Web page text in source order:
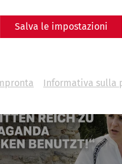
Salva le impostazioni
Informativa sulla
research